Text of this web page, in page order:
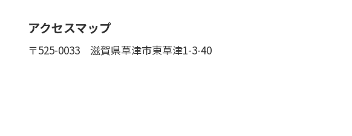
アクセスマップ
〒525-0033 滋賀県草津市東草津1-3-40